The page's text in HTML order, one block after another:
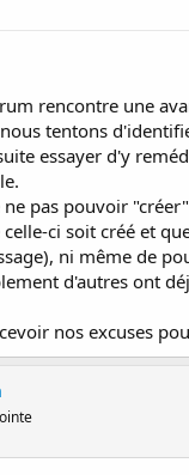
rencontre une
tentons
essayer d'y
pas pouvoir
ci soit créé et
ni même de
d'autres ont
nos excuses